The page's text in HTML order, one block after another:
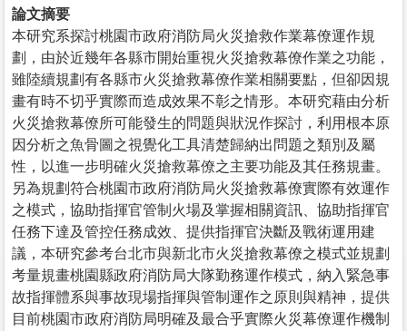
論文摘要
本研究系探討桃園市政府消防局火災搶救作業幕僚運作規
劃，由於近幾年各縣市開始重視火災搶救幕僚作業之功能，
雖陸續規劃有各縣市火災搶救幕僚作業相關要點，但卻因規
畫有時不切乎實際而造成效果不彰之情形。本研究藉由分析
火災搶救幕僚所可能發生的問題與狀況作探討，利用根本原
因分析之魚骨圖之視覺化工具清楚歸納出問題之類別及屬
性，以進一步明確火災搶救幕僚之主要功能及其任務規畫。
另為規劃符合桃園市政府消防局火災搶救幕僚實際有效運作
之模式，協助指揮官管制火場及掌握相關資訊、協助指揮官
任務下達及管控任務成效、提供指揮官決斷及戰術運用建
議，本研究參考台北市與新北市火災搶救幕僚之模式並規劃
考量規畫桃園縣政府消防局大隊勤務運作模式，納入緊急事
故指揮體系與事故現場指揮與管制運作之原則與精神，提供
目前桃園市政府消防局明確及最合乎實際火災幕僚運作機制